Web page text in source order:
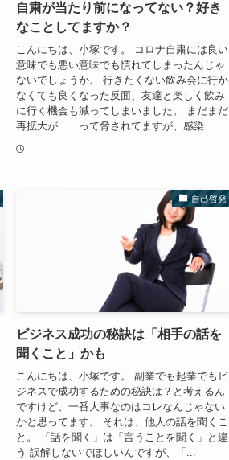
自粛が当たり前になってない？好き
なことしてますか？
こんにちは、小塚です。 コロナ自粛には良い
意味でも悪い意味でも慣れてしまったんじゃ
ないでしょうか。 行きたくない飲み会に行か
なくても良くなった反面、友達と楽しく飲み
に行く機会も減ってしまいました。 まだまだ
再拡大が……って脅されてますが、感染...
自己啓発
ビジネス成功の秘訣は「相手の話を
聞くこと」かも
こんにちは、小塚です。 副業でも起業でもビ
ジネスで成功するための秘訣は？と考えるん
ですけど、一番大事なのはコレなんじゃない
かと思ってます。 それは、他人の話を聞くこ
と。 「話を聞く」は「言うことを聞く」と違
う 誤解しないでほしいんですが、「...